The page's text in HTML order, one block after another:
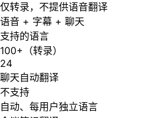
仅转录，不提供语音翻译
语音 + 字幕 + 聊天
支持的语言
100+（转录）
24
聊天自动翻译
不支持
自动、每用户独立语言